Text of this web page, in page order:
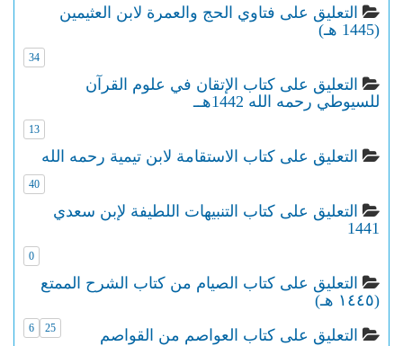
التعليق على فتاوي الحج والعمرة لابن العثيمين
(1445 هـ)
34
التعليق على كتاب الإتقان في علوم القرآن
للسيوطي رحمه الله 1442هــ
13
التعليق على كتاب الاستقامة لابن تيمية رحمه الله
40
التعليق على كتاب التنبيهات اللطيفة لإبن سعدي
1441
0
التعليق على كتاب الصيام من كتاب الشرح الممتع
(١٤٤٥ هـ)
6 التعليق على كتاب العواصم من القواصم 25